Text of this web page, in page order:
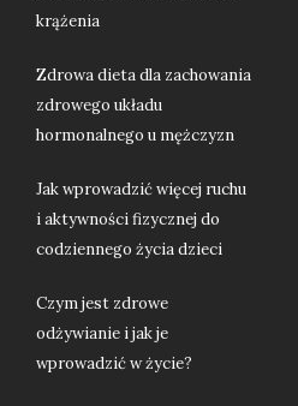
krążenia
Zdrowa dieta dla zachowania
zdrowego układu
hormonalnego u mężczyzn
Jak wprowadzić więcej ruchu
i aktywności fizycznej do
codziennego życia dzieci
Czym jest zdrowe
odżywianie i jak je
wprowadzić w życie?